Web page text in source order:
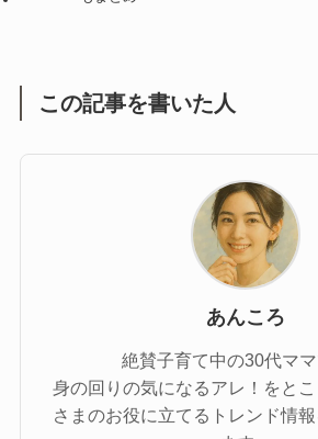
この記事を書いた人
あんころ
絶賛子育て中の30代ママ
身の回りの気になるアレ！をと
さまのお役に立てるトレンド情